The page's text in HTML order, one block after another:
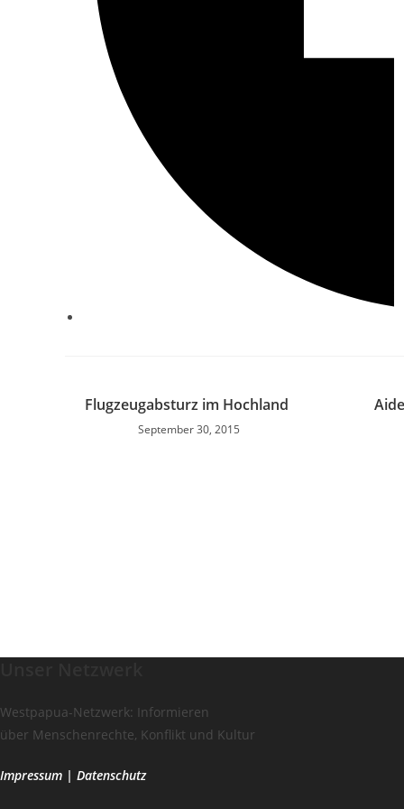
Flugzeugabsturz im Hochland
September 30, 2015
Westpapua-Netzwerk: Informieren
über Menschenrechte, Konflikt und Kultur
Impressum | Datenschutz